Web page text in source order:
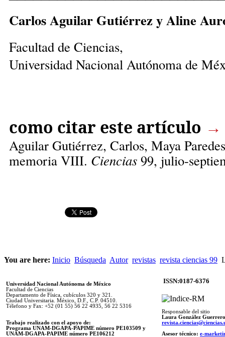
Carlos Aguilar Gutiérrez y Aline
Facultad de Ciencias,
Universidad Nacional Autónoma de
como citar este artículo →
Aguilar Gutiérrez, Carlos, Maya
memoria VIII. Ciencias 99, julio-
You are here: Inicio Búsqueda Autor revistas revista ciencias 99
Universidad Nacional Autónoma de México
Facultad de Ciencias
Departamento de Física, cubículos 320 y 321.
Ciudad Universitaria. México, D.F., C.P. 04510.
Télefono y Fax: +52 (01 55) 56 22 4935, 56 22 5316
Trabajo realizado con el apoyo de:
Programa UNAM-DGAPA-PAPIME número PE103509 y
UNAM-DGAPA-PAPIME número PE106212
ISSN:0187-6376
Responsable del sitio
Laura González Guerrero
Asesor técnico: e-